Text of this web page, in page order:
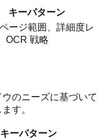
キーパターン
ージ範囲、詳細度レ
OCR 戦略
のニーズに基づいて
す。
キーパターン